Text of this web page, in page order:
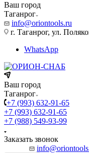
Ваш город
Таганрог
info@oriontools.ru
г. Таганрог, ул.
WhatsApp
Ваш город
Таганрог
+7 (993) 632-91-65
+7 (993) 632-91-65
+7 (988) 549-93-99
Заказать звонок